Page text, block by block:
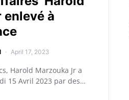
à
April 17, 2023
Harold Marzouka Jr a
15 Avril 2023 par des…